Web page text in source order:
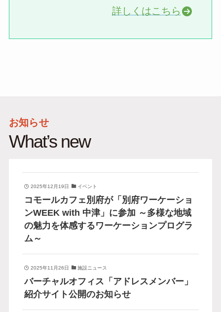
詳しくはこちら
お知らせ
What’s new
2025年12月19日 イベント
コモールカフェ別府が「別府ワーケーショ
ンWEEK with 中津」に参加 ～多様な地域
の魅力を体感するワーケーションプログラ
ム～
2025年11月26日 施設ニュース
バーチャルオフィス「アドレスメンバー」
紹介サイト公開のお知らせ